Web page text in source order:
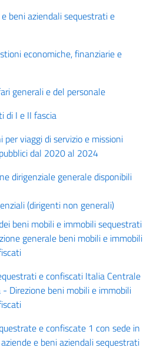
beni aziendali sequestrati e
economiche, finanziarie e
generali e del personale
di I e II fascia
per viaggi di servizio e missioni
dal 2020 al 2024
dirigenziale generale disponibili
(dirigenti non generali)
beni mobili e immobili sequestrati
generale beni mobili e immobili
e confiscati Italia Centrale
Direzione beni mobili e immobili
e confiscate 1 con sede in
e beni aziendali sequestrati